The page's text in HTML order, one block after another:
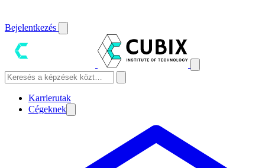
Bejelentkezés
Karrierutak
Cégeknek